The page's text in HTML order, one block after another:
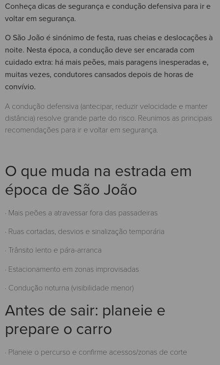
Conheça dicas de segurança e condução defensiva para ir e
voltar em segurança.
O São João é sinónimo de festa, ruas cheias e deslocações à
noite. Nesta época, a condução deve ser encarada com
cuidado extra: há mais peões, mais paragens inesperadas e,
muitas vezes, condutores cansados depois de horas de
convívio.
A condução defensiva (antecipar, reduzir velocidade e manter
distância) resolve grande parte do risco. Reunimos as principais
recomendações para ir e voltar em segurança.
O que muda na estrada em
época de São João
· Mais peões a atravessar fora das passadeiras
· Ruas cortadas, desvios e sinalização temporária
· Trânsito lento e pára-arranca
· Estacionamento em zonas improvisadas
· Condução noturna (visibilidade menor)
Antes de sair: planeie e
prepare o carro
· Planeie o percurso e confirme acessos/zonas de corte